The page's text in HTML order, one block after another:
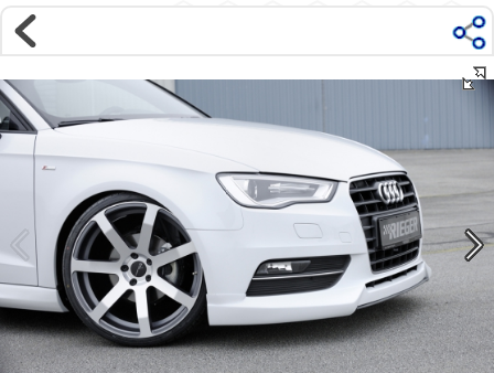
Магазин
Интернет-магазин �...
Внешний тюнинг А3 (+S3)
Наверх ▲
Наши контакты:
г. Москва, м.ВДНХ
ул Ярославская д9 к2с5
Маршрут на Авто
|Маршрут пешком
Телефон:
+7 985 364 2044
@vonardtuning:vonard.ru